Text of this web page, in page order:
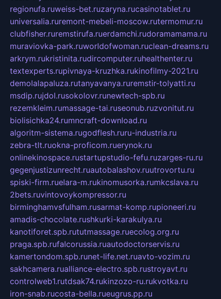
regionufa.ruweiss-bet.ruzaryna.rucasinotablet.ru
universalia.ruremont-mebeli-moscow.rutermomur.ru
clubfisher.ruremstirufa.ruerdamchi.rudoramamama.ru
muraviovka-park.ruworldofwoman.ruclean-dreams.ru
arkrym.rukristinita.rudircomputer.ruhealthenter.ru
textexperts.rupivnaya-kruzhka.rukinofilmy-2021.ru
demolalapaluza.rutanyavanya.ruremstir-tolyatti.ru
msdip.rujdol.rusokolovr.runewtech-spb.ru
rezemkleim.rumassage-tai.ruseonub.ruzvonitut.ru
biolisichka24.rumncraft-download.ru
algoritm-sistema.rugodflesh.ruru-industria.ru
zebra-tlt.ruokna-proficom.ruerynok.ru
onlinekinospace.rustartupstudio-fefu.ruzarges-ru.ru
gegenjustizunrecht.ruautobalashov.ruutrovortu.ru
spiski-firm.ruelara-m.rukinomusorka.rumkcslava.ru
2bets.ruvintovoykompressor.ru
birminghamvsfulham.rusarmat-komp.rupioneeri.ru
amadis-chocolate.rushkurki-karakulya.ru
kanotiforet.spb.rututmassage.ruecolog.org.ru
praga.spb.rufalcorussia.ruautodoctorservis.ru
kamertondom.spb.runet-life.net.ruavto-vozim.ru
sakhcamera.rualliance-electro.spb.rustroyavt.ru
controlweb1.rutdsak74.rukinzozo-ru.rukvotka.ru
iron-snab.rucosta-bella.rueugrus.pp.ru